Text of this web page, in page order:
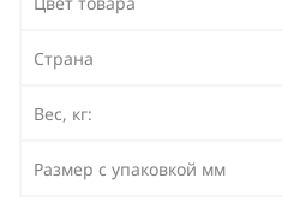
Страна
Вес, кг:
Размер с упаковкой мм